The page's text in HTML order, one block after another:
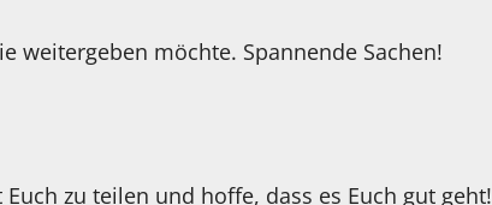
weitergeben möchte. Spannende Sachen!
zu teilen und hoffe, dass es Euch gut geht!